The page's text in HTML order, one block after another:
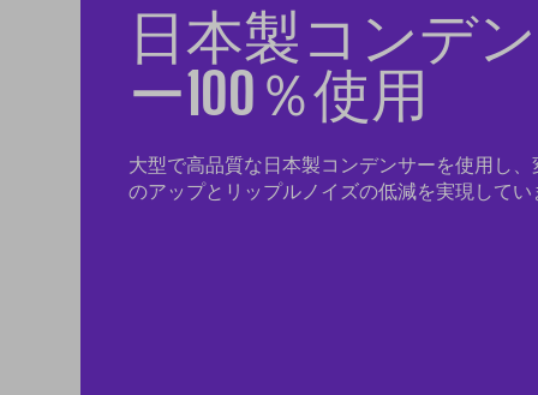
日本製コンデ
ー100％使用
大型で高品質な日本製コンデンサーを使用し、
のアップとリップルノイズの低減を実現してい